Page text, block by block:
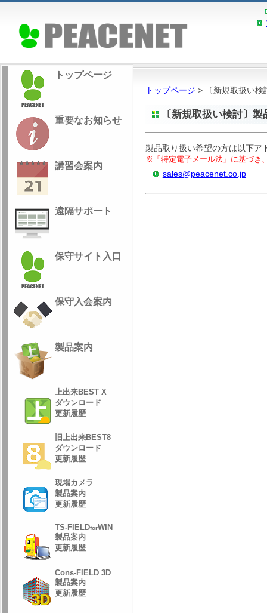
トップページ > 〔新規取扱い検
〔新規取扱い検討〕
製品取り扱い希望の方は以下ア
※「特定電子メール法」に基づき
sales@peacenet.co.jp
トップページ
重要なお知らせ
講習会案内
遠隔サポート
保守サイト入口
保守入会案内
製品案内
上出来BEST X
ダウンロード
更新履歴
旧上出来BEST8
ダウンロード
更新履歴
現場カメラ
製品案内
更新履歴
TS-FIELDforWIN
製品案内
更新履歴
Cons-FIELD 3D
製品案内
更新履歴